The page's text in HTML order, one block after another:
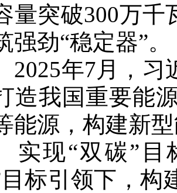
量突破300万千
强劲“稳定器”。
年7月，习
造我国重要能
能源，构建新
现“双碳”目标
标引领下，构